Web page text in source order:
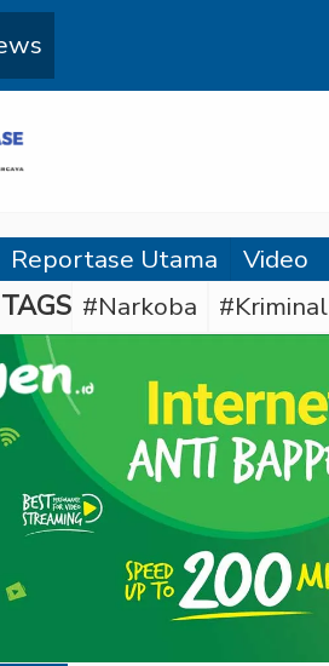
Reportase Utama Video
#Narkoba #Kriminal